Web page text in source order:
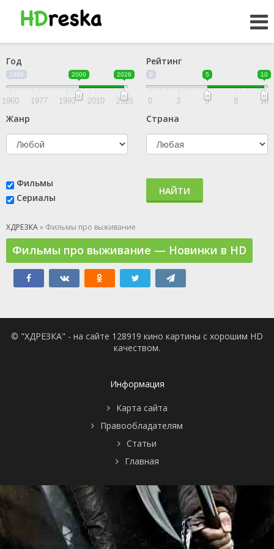
Год
1960 2000 2026
1960 1977 1993 2010 2026
Рейтинг
0 5 10
0 3 5 8 10
Жанр Страна
Фильмы
Сериалы
НАЙТИ
ХДРЕЗКА» Фильмы про выживание
Фильмы про выживание — Новинки в HD
© "ХДРЕЗКА" - на сайте 128919 кино картины с хорошим HD
качеством.
Информация
Карта сайта
Правообладателям
Статьи
Главная